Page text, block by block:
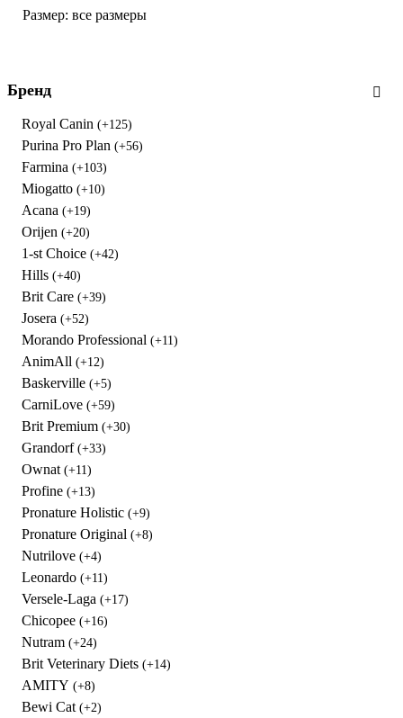
Размер: все размеры
Бренд
Royal Canin (+125)
Purina Pro Plan (+56)
Farmina (+103)
Miogatto (+10)
Acana (+19)
Orijen (+20)
1-st Choice (+42)
Hills (+40)
Brit Care (+39)
Josera (+52)
Morando Professional (+11)
AnimAll (+12)
Baskerville (+5)
CarniLove (+59)
Brit Premium (+30)
Grandorf (+33)
Ownat (+11)
Profine (+13)
Pronature Holistic (+9)
Pronature Original (+8)
Nutrilove (+4)
Leonardo (+11)
Versele-Laga (+17)
Chicopee (+16)
Nutram (+24)
Brit Veterinary Diets (+14)
AMITY (+8)
Bewi Cat (+2)